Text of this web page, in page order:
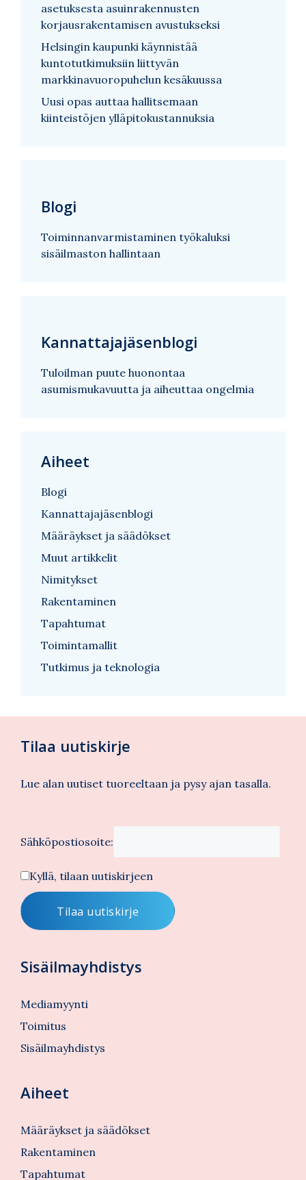
asetuksesta asuinrakennusten
korjausrakentamisen avustukseksi
Helsingin kaupunki käynnistää
kuntotutkimuksiin liittyvän
markkinavuoropuhelun kesäkuussa
Uusi opas auttaa hallitsemaan
kiinteistöjen ylläpitokustannuksia
Blogi
Toiminnanvarmistaminen työkaluksi
sisäilmaston hallintaan
Kannattajajäsenblogi
Tuloilman puute huonontaa
asumismukavuutta ja aiheuttaa ongelmia
Aiheet
Blogi
Kannattajajäsenblogi
Määräykset ja säädökset
Muut artikkelit
Nimitykset
Rakentaminen
Tapahtumat
Toimintamallit
Tutkimus ja teknologia
Tilaa uutiskirje
Lue alan uutiset tuoreeltaan ja pysy ajan tasalla.
Sähköpostiosoite:
Kyllä, tilaan uutiskirjeen
Sisäilmayhdistys
Mediamyynti
Toimitus
Sisäilmayhdistys
Aiheet
Määräykset ja säädökset
Rakentaminen
Tapahtumat